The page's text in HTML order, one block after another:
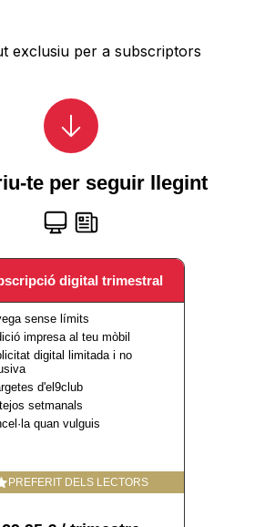
exclusiu per a subscriptors